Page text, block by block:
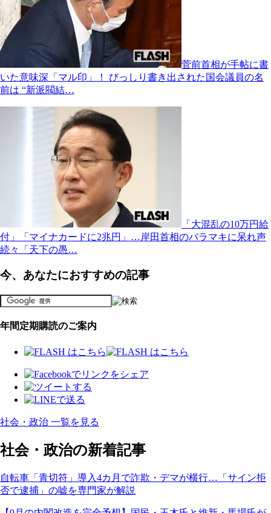
菅前首相が手帖に書
いた意味深「マル印」！ びっしり書き出された国会議員の名
前は “新派閥結…
「大混乱の10万円給
付」「マイナカードに2兆円」…岸田首相のバラマキに呆れ声
続々「天下の愚…
今、あなたにおすすめの記事
年間定期購読のご案内
社会・政治 一覧を見る
社会・政治の新着記事
自転車「青切符」導入4カ月で詐欺・デマが横行…「サイン拒
否で逮捕」の嘘を専門家が解説